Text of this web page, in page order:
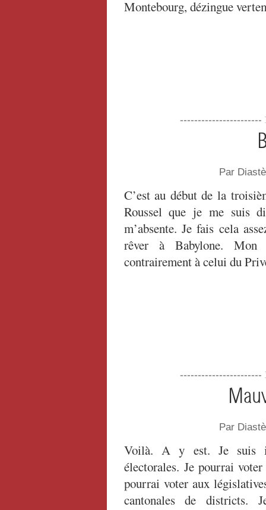
Montebourg, dézingue
-----------------------
Par
C’est au début de la
Roussel que je me suis
m’absente. Je fais cela
rêver à Babylone.
contrairement à celui du
-----------------------
Par
Voilà. A y est. Je suis
électorales. Je pourrai
pourrai voter aux
cantonales de districts.